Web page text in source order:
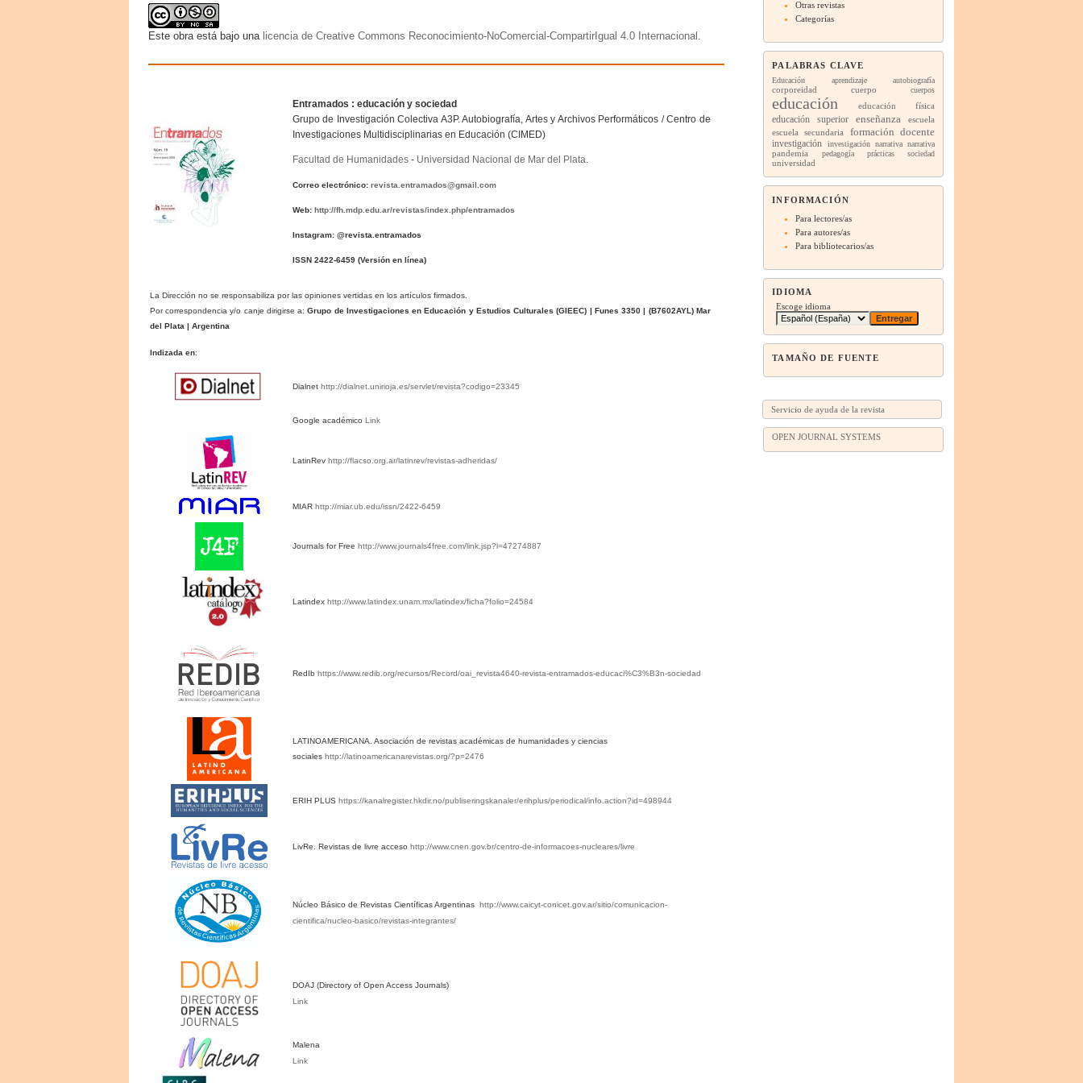
Otras revistas
Categorías
PALABRAS CLAVE
Educación aprendizaje
autobiografía
corporeidad
cuerpo cuerpos
educación
educación física
educación superior
enseñanza
escuela
escuela secundaria
formación docente
investigación investigación narrativa narrativa
pandemia pedagogía prácticas sociedad
universidad
INFORMACIÓN
Para lectores/as
Para autores/as
Para bibliotecarios/as
IDIOMA
Escoge idioma
TAMAÑO DE FUENTE
Servicio de ayuda de la revista
OPEN JOURNAL SYSTEMS
Este obra está bajo una licencia de Creative Commons Reconocimiento-NoComercial-CompartirIgual 4.0 Internacional
Entramados : educación y sociedad
Grupo de Investigación Colectiva A3P. Autobiografía, Artes y Archivos Performáticos / Centro de
Investigaciones Multidisciplinarias en Educación (CIMED)
Facultad de Humanidades- Universidad Nacional de Mar del Plata
Correo electrónico: revista.entramados@gmail.com
Web: http://fh.mdp.edu.ar/revistas/index.php/entramados
Instagram: @revista.entramados
ISSN 2422-6459(Versión en línea)
La Dirección no se responsabiliza por las opiniones vertidas en los artículos firmados.
Por correspondencia y/o canje dirigirse a: Grupo de Investigaciones en Educación y Estudios Culturales (GIEEC) | Funes 3350 | (B7602AYL ) Mar
del Plata | Argentina
Indizada en:
Dialnet http://dialnet.unirioja.es/servlet/revista?codigo=23345
Google académico Link
LatinRev http://flacso.org.ar/latinrev/revistas-adheridas/
MIAR http://miar.ub.edu/issn/2422-6459
Journals for Free http://www.journals4free.com/link.jsp?l=47274887
Latindex http://www.latindex.unam.mx/latindex/ficha?folio=24584
RedIb https://www.redib.org/recursos/Record/oai_revista4640-revista-entramados-educaci%C3%B3n-sociedad
LATINOAMERICANA. Asociación de revistas académicas de humanidades y ciencias
sociales http://latinoamericanarevistas.org/?p=2476
ERIH PLUS https://kanalregister.hkdir.no/publiseringskanaler/erihplus/periodical/info.action?id=498944
LivRe. Revistas de livre acceso http://www.cnen.gov.br/centro-de-informacoes-nucleares/livre
Núcleo Básico de Revistas Científicas Argentinas http://www.caicyt-conicet.gov.ar/sitio/comunicacion-
cientifica/nucleo-basico/revistas-integrantes/
DOAJ (Directory of Open Access Journals)
Link
Malena
Link